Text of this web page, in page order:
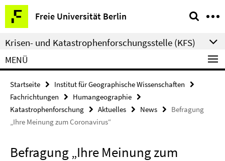
Springe
direkt
zu
Inhalt
Freie Universität Berlin
Service-
Navigation
Krisen- und Katastrophenforschungsstelle (KFS)
MENÜ
Startseite
Institut für Geographische Wissenschaften
Fachrichtungen
Humangeographie
Katastrophenforschung
Aktuelles News
Befragung
„Ihre Meinung zum Coronavirus“
Befragung „Ihre Meinung zum